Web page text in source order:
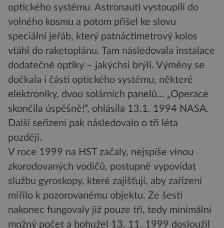
optického systému. Astronauti vystoupili do
volného kosmu a potom přišel ke slovu
speciální jeřáb, který patnáctimetrový kolos
vtáhl do raketoplánu. Tam následovala instalace
dodatečné optiky – jakýchsi brýlí. Výměny se
dočkala i části optického systému, některé
elektroniky, dvou solárních panelů… „Operace
skončila úspěšně!“, ohlásila 13.1. 1994 NASA.
Další seřízení pak následovalo o tři léta
později.
V roce 1999 na HST začaly, nejspíše vinou
zkorodovaných vodičů, postupně vypovídat
službu gyroskopy, které zajišťují, aby zařízení
mířilo k pozorovanému objektu. Ze šesti
nakonec fungovaly již pouze tři, tedy minimální
možný počet a bohužel 13. 11. 1999 dosloužil